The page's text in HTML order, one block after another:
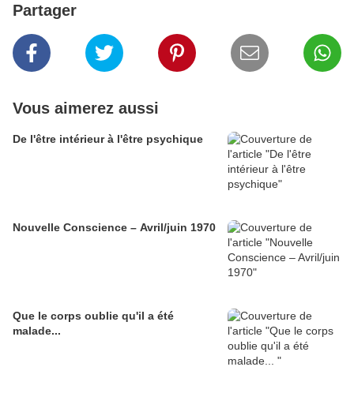
Partager
Vous aimerez aussi
De l'être intérieur à l'être psychique
Nouvelle Conscience – Avril/juin 1970
Que le corps oublie qu'il a été
malade...